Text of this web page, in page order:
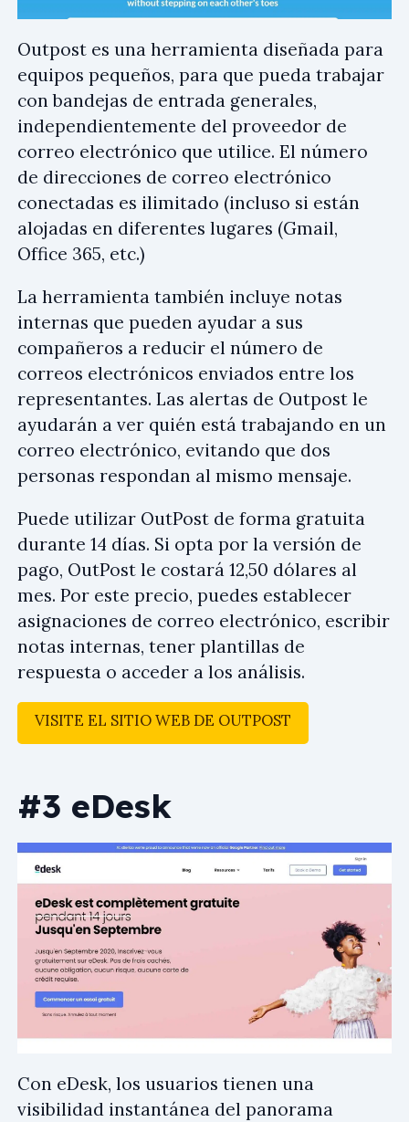
Outpost es una herramienta diseñada para
equipos pequeños, para que pueda trabajar
con bandejas de entrada generales,
independientemente del proveedor de
correo electrónico que utilice. El número
de direcciones de correo electrónico
conectadas es ilimitado (incluso si están
alojadas en diferentes lugares (Gmail,
Office 365, etc.)
La herramienta también incluye notas
internas que pueden ayudar a sus
compañeros a reducir el número de
correos electrónicos enviados entre los
representantes. Las alertas de Outpost le
ayudarán a ver quién está trabajando en un
correo electrónico, evitando que dos
personas respondan al mismo mensaje.
Puede utilizar OutPost de forma gratuita
durante 14 días. Si opta por la versión de
pago, OutPost le costará 12,50 dólares al
mes. Por este precio, puedes establecer
asignaciones de correo electrónico, escribir
notas internas, tener plantillas de
respuesta o acceder a los análisis.
VISITE EL SITIO WEB DE OUTPOST
#3 eDesk
Con eDesk, los usuarios tienen una
visibilidad instantánea del panorama